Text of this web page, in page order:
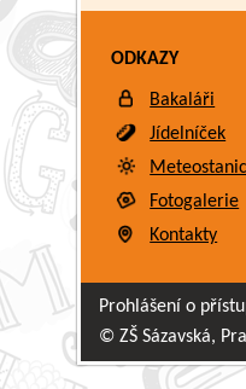
ODKAZY
Bakaláři
Jídelníček
Fotogalerie
Kontakty
Prohlášení o
© ZŠ Sázavská,